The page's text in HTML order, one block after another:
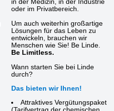
oder im Privatbereich.
Um auch weiterhin großartige
Lösungen für das Leben zu
entwickeln, brauchen wir
Menschen wie Sie! Be Linde.
Be Limitless.
Wann starten Sie bei Linde
durch?
Das bieten wir Ihnen!
Attraktives Vergütungspaket
(Tarifvertrag der chemischen